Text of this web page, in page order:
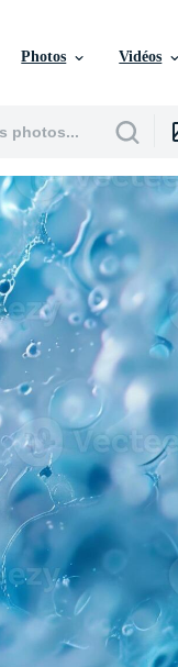
Photos Vidéos